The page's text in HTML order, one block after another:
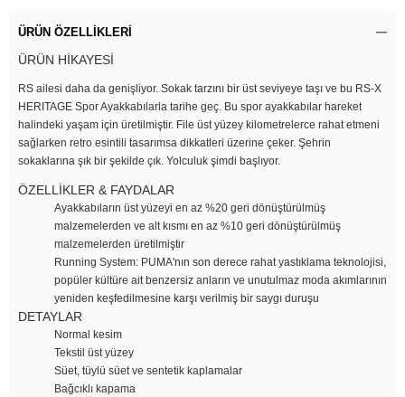
ÜRÜN ÖZELLIKLERI
ÜRÜN HİKAYESİ
RS ailesi daha da genişliyor. Sokak tarzını bir üst seviyeye taşı ve bu RS-X
HERITAGE Spor Ayakkabılarla tarihe geç. Bu spor ayakkabılar hareket
halindeki yaşam için üretilmiştir. File üst yüzey kilometrelerce rahat etmeni
sağlarken retro esintili tasarımsa dikkatleri üzerine çeker. Şehrin
sokaklarına şık bir şekilde çık. Yolculuk şimdi başlıyor.
ÖZELLİKLER & FAYDALAR
Ayakkabıların üst yüzeyi en az %20 geri dönüştürülmüş
malzemelerden ve alt kısmı en az %10 geri dönüştürülmüş
malzemelerden üretilmiştir
Running System: PUMA'nın son derece rahat yastıklama teknolojisi,
popüler kültüre ait benzersiz anların ve unutulmaz moda akımlarının
yeniden keşfedilmesine karşı verilmiş bir saygı duruşu
DETAYLAR
Normal kesim
Tekstil üst yüzey
Süet, tüylü süet ve sentetik kaplamalar
Bağcıklı kapama